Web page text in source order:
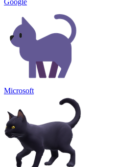
Google
Microsoft